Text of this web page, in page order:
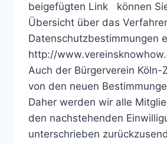
beigefügten Link können
Übersicht über das
Datenschutzbestimmungen
http://
Auch der Bürgerverein Köln-
von den neuen
Daher werden wir alle
den nachstehenden
unterschrieben